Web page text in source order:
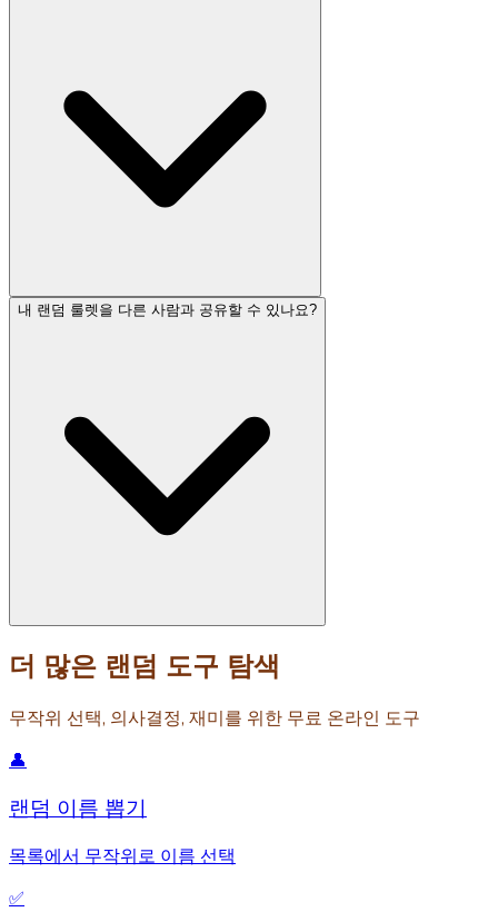
내 랜덤 룰렛을 다른 사람과 공유할 수 있나요?
더 많은 랜덤 도구 탐색
무작위 선택, 의사결정, 재미를 위한 무료 온라인 도구
👤
랜덤 이름 뽑기
목록에서 무작위로 이름 선택
✅